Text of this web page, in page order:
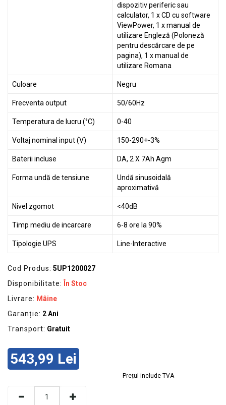
dispozitiv periferic sau
calculator, 1 x CD cu software
ViewPower, 1 x manual de
utilizare Engleză (Poloneză
pentru descărcare de pe
pagina), 1 x manual de
utilizare Romana
Culoare Negru
Frecventa output 50/60Hz
Temperatura de lucru (°C) 0-40
Voltaj nominal input (V) 150-290+-3%
Baterii incluse DA, 2 X 7Ah Agm
Forma undă de tensiune
Undă sinusoidală
aproximativă
Nivel zgomot <40dB
Timp mediu de incarcare 6-8 ore la 90%
Tipologie UPS Line-Interactive
Cod Produs: 5UP1200027
Disponibilitate:
În Stoc
Livrare: Mâine
Garanție: 2 Ani
Transport: Gratuit
543,99 Lei
Prețul include TVA